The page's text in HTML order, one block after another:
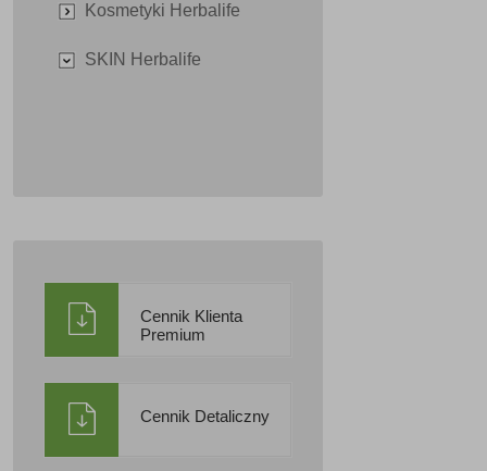
Kosmetyki Herbalife
SKIN Herbalife
Cennik Klienta
Premium
Cennik Detaliczny